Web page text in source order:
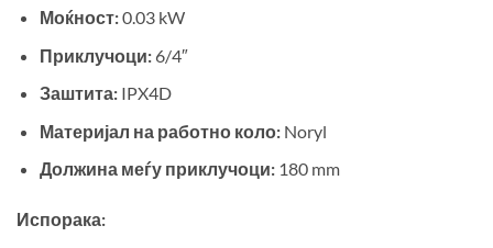
Моќност:0.03 kW
Приклучоци:6/4″
Заштита:IPX4D
Материјал на работно коло:Noryl
Должина меѓу приклучоци:180 mm
Испорака: